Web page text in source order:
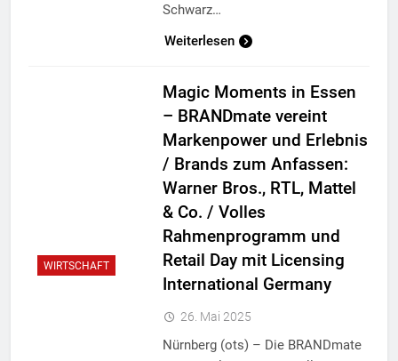
Schwarz…
Weiterlesen
WIRTSCHAFT
Magic Moments in Essen
– BRANDmate vereint
Markenpower und Erlebnis
/ Brands zum Anfassen:
Warner Bros., RTL, Mattel
& Co. / Volles
Rahmenprogramm und
Retail Day mit Licensing
International Germany
26. Mai 2025
Nürnberg (ots) – Die BRANDmate